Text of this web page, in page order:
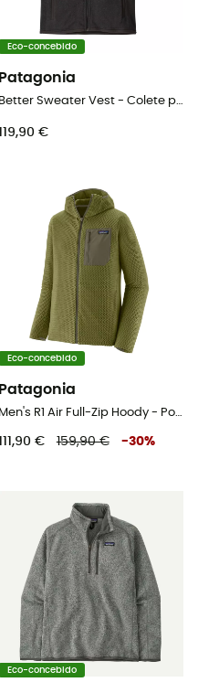
Eco-concebido
Patagonia
119,90 €
Eco-concebido
Patagonia
111,90 € 159,90 € -30%
Eco-concebido